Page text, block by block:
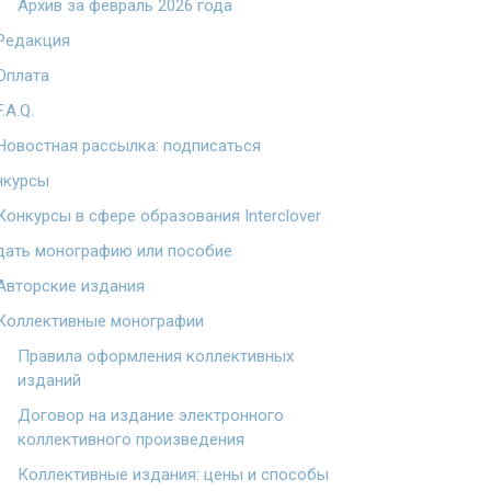
Архив за февраль 2026 года
рассылка: подписаться
в сфере образования Interclover
монографию или пособие
издания
монографии
Правила оформления коллективных
изданий
Договор на издание электронного
коллективного произведения
Коллективные издания: цены и способы